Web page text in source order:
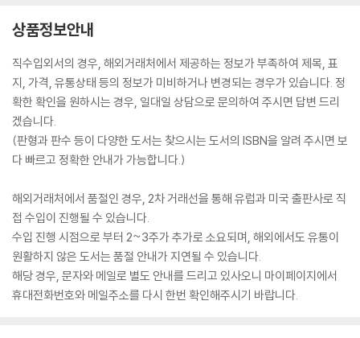
상품정보안내
직수입외서의 경우, 해외거래처에서 제공하는 정보가 부족하여 제목, 표
지, 가격, 유통상태 등의 정보가 미비하거나 변경되는 경우가 있습니다. 정
확한 확인을 원하시는 경우, 일대일 상담으로 문의하여 주시면 답변 드리
겠습니다.
(판형과 판수 등이 다양한 도서는 찾으시는 도서의 ISBN을 알려 주시면 보
다 빠르고 정확한 안내가 가능합니다.)
해외거래처에서 품절인 경우, 2차 거래선을 통해 유럽과 미국 출판사로 직
접 수입이 진행될 수 있습니다.
수입 진행 시점으로 부터 2~3주가 추가로 소요되며, 해외에서도 유통이
원활하지 않은 도서는 품절 안내가 지연될 수 있습니다.
해당 경우, 문자와 메일로 별도 안내를 드리고 있사오니 마이페이지에서
휴대전화번호와 메일주소를 다시 한번 확인해주시기 바랍니다.